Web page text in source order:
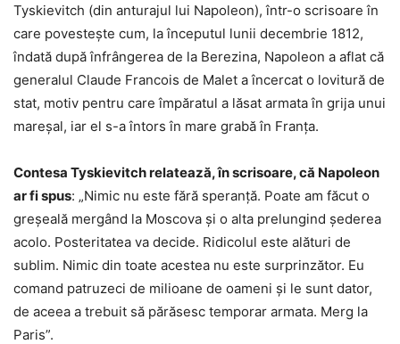
Tyskievitch (din anturajul lui Napoleon), într-o scrisoare în
care povestește cum, la începutul lunii decembrie 1812,
îndată după înfrângerea de la Berezina, Napoleon a aflat că
generalul Claude Francois de Malet a încercat o lovitură de
stat, motiv pentru care împăratul a lăsat armata în grija unui
mareșal, iar el s-a întors în mare grabă în Franța.
Contesa Tyskievitch relatează, în scrisoare, că Napoleon
ar fi spus: „Nimic nu este fără speranță. Poate am făcut o
greșeală mergând la Moscova și o alta prelungind șederea
acolo. Posteritatea va decide. Ridicolul este alături de
sublim. Nimic din toate acestea nu este surprinzător. Eu
comand patruzeci de milioane de oameni și le sunt dator,
de aceea a trebuit să părăsesc temporar armata. Merg la
Paris”.